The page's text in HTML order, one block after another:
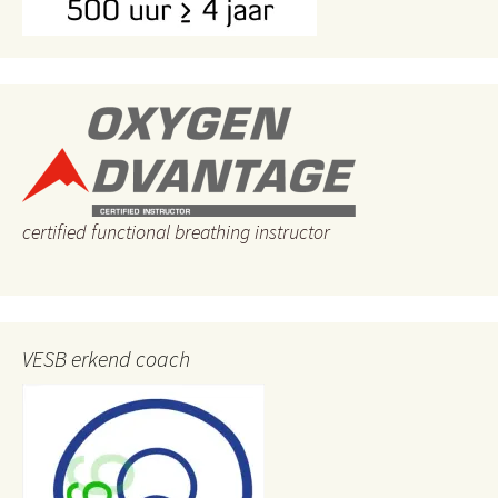
certified functional breathing instructor
VESB erkend coach